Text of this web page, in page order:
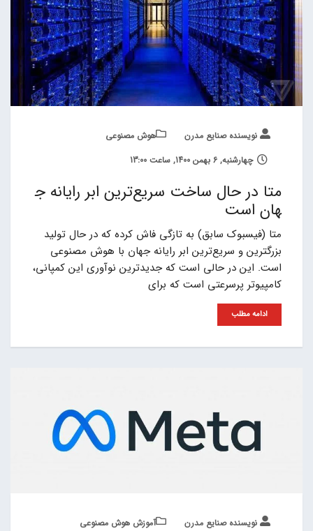
نویسنده صنایع مدرن
هوش مصنوعی
چهارشنبه, 6 بهمن 1400, ساعت 13:00
متا در حال ساخت سریع‌ترین ابر رایانه ج
هان است
متا (فیسبوک سابق) به تازگی فاش کرده که در حال تولید
بزرگترین و سریع‌ترین ابر رایانه جهان با هوش مصنوعی
است. این در حالی است که جدیدترین نوآوری این کمپانی،
کامپیوتر پرسرعتی است که برای
ادامه مطلب
نویسنده صنایع مدرن
آموزش هوش مصنوعی